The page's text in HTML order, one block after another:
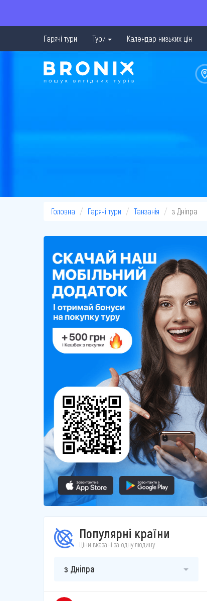
Гарячі тури Тури Календар низьких цін
Головна Гарячі тури Танзанія з Дніпра
Популярні країни
Ціни вказані за одну людину
з Дніпра